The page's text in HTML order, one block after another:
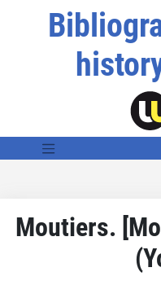
Moutiers.